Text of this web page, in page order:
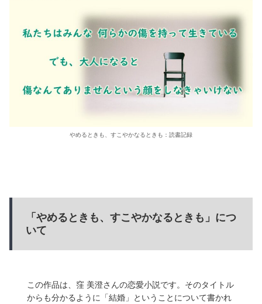
やめるときも、すこやかなるときも：読書記録
「やめるときも、すこやかなるときも」につ
いて
この作品は、窪 美澄さんの恋愛小説です。そのタイトル
からも分かるように「結婚」ということについて書かれ